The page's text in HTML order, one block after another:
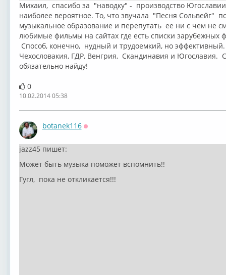
Михаил, спасибо за "наводку" - производство
наиболее вероятное. То, что звучала "Песня Сольвейг"
музыкальное образование и перепутать ее ни с чем не
любимые фильмы на сайтах где есть списки зарубежных
Способ, конечно, нудный и трудоемкий, но
Чехословакия, ГДР, Венгрия, Скандинавия и Югославия.
обязательно найду!
0
10.02.2014 05:38
botanek116
jazz45 пишет:
Может быть музыка поможет вспомнить!!
Гугл, пока не откликается!!!